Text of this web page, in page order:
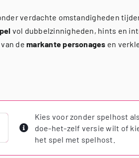
verdachte omstandigheden
vol dubbelzinnigheden, hints en
van demarkante personages en
Kies voor zonder spelhost
doe-het-zelf versie wilt of
het spel met spelhost.